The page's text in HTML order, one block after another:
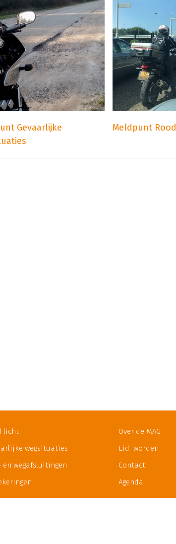
Gevaarlijke
Meldpunt
licht
wegsituaties
en wegafsluitingen
Over de MAG
Lid worden
Contact
Agenda